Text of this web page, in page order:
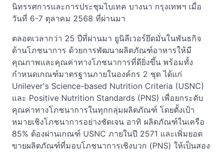
นิทรรศการและการประชุมไบเทค บางนา กรุงเทพฯ เมื่อ
วันที่ 6-7 ตุลาคม 2568 ที่ผ่านมา
ตลอดเวลากว่า 25 ปีที่ผ่านมา ยูนิลีเวอร์ยึดมั่นในพันธกิจ
ด้านโภชนาการ ด้วยการพัฒนาผลิตภัณฑ์อาหารให้มี
คุณภาพและคุณค่าทางโภชนาการที่ดียิ่งขึ้น พร้อมทั้ง
กำหนดเกณฑ์มาตรฐานภายในองค์กร 2 ชุด ได้แก่
Unilever's Science-based Nutrition Criteria (USNC)
และ Positive Nutrition Standards (PNS) เพื่อยกระดับ
คุณค่าทางโภชนาการในทุกกลุ่มผลิตภัณฑ์ โดยตั้งเป้า
หมายเชิงโภชนาการอย่างชัดเจน อาทิ ผลิตภัณฑ์ในเครือ
85% ต้องผ่านเกณฑ์ USNC ภายในปี 2571 และเพิ่มยอด
ขายผลิตภัณฑ์ที่มอบโภชนาการเชิงบวก (PNS) ให้เป็นสอง